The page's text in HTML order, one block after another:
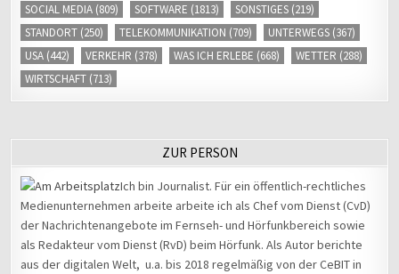
SOCIAL MEDIA (809) SOFTWARE (1813) SONSTIGES (219)
STANDORT (250) TELEKOMMUNIKATION (709) UNTERWEGS (367)
USA (442) VERKEHR (378) WAS ICH ERLEBE (668) WETTER (288)
WIRTSCHAFT (713)
ZUR PERSON
Ich bin Journalist. Für ein öffentlich-rechtliches
Medienunternehmen arbeite arbeite ich als Chef vom Dienst (CvD)
der Nachrichtenangebote im Fernseh- und Hörfunkbereich sowie
als Redakteur vom Dienst (RvD) beim Hörfunk. Als Autor berichte
aus der digitalen Welt, u.a. bis 2018 regelmäßig von der CeBIT in